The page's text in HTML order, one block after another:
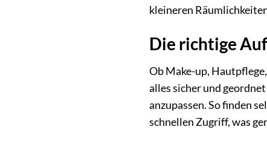
kleineren
Die richtige
Ob Make-up,
alles sicher und
anzupassen. So finden
schnellen Zugriff, was